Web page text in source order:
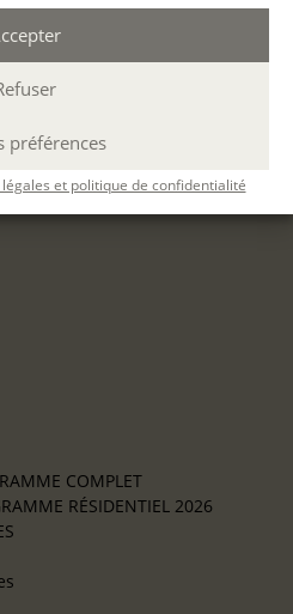
préférences
et politique de confidentialité
COMPLET
RÉSIDENTIEL 2026